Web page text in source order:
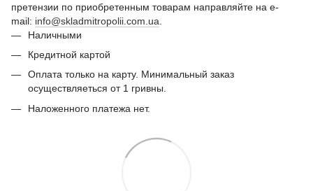
претензии по приобретенным товарам направляйте на e-
mail: info@skladmitropolii.com.ua
Наличными
Кредитной картой
Оплата только на карту. Минимальный заказ
осуществляеться от 1 гривны.
Наложенного платежа нет.